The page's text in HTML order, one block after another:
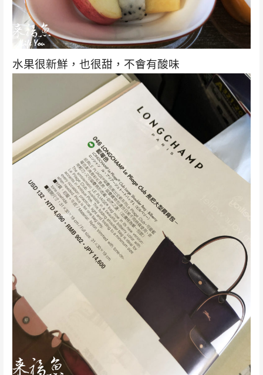
水果很新鮮，也很甜，不會有酸味